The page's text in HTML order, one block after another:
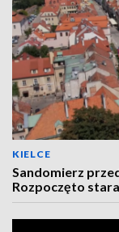
KIELCE
Sandomierz
Rozpoczęto